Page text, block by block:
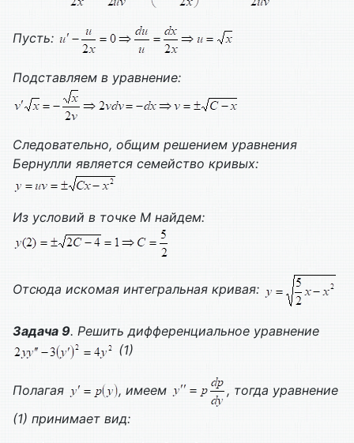
Пусть:
Подставляем в уравнение:
Следовательно, общим решением уравнения
Бернулли является семейство кривых:
Из условий в точке М найдем:
Отсюда искомая интегральная кривая:
Задача 9. Решить дифференциальное уравнение
(1)
Полагая , имеем
, тогда уравнение
(1) принимает вид: